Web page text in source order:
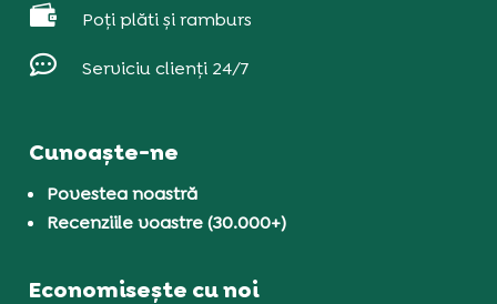
 Poți plăti și ramburs
 Serviciu clienți 24/7
Cunoaște-ne
Povestea noastră
Recenziile voastre (30.000+)
Economisește cu noi